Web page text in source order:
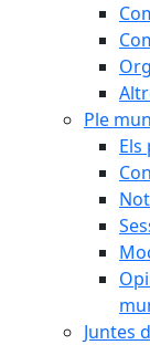
Ple
Els
Juntes